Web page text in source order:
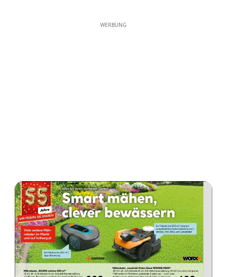
WERBUNG